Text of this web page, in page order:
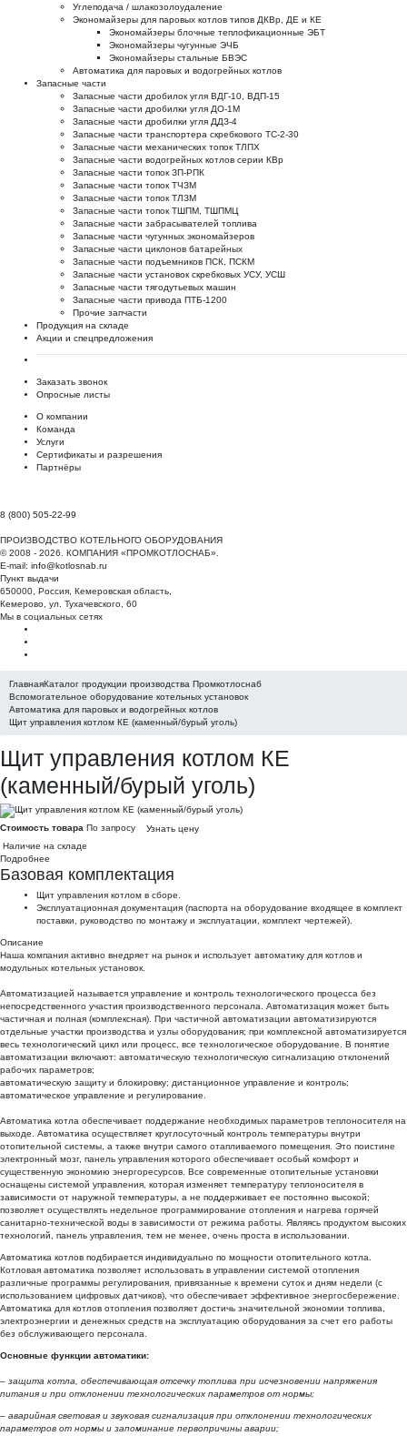
Углеподача / шлакозолоудаление
Экономайзеры для паровых котлов типов ДКВр, ДЕ и КЕ
Экономайзеры блочные теплофикационные ЭБТ
Экономайзеры чугунные ЭЧБ
Экономайзеры стальные БВЭС
Автоматика для паровых и водогрейных котлов
Запасные части
Запасные части дробилок угля ВДГ-10, ВДП-15
Запасные части дробилки угля ДО-1М
Запасные части дробилки угля ДДЗ-4
Запасные части транспортера скребкового ТС-2-30
Запасные части механических топок ТЛПХ
Запасные части водогрейных котлов серии КВр
Запасные части топок ЗП-РПК
Запасные части топок ТЧЗМ
Запасные части топок ТЛЗМ
Запасные части топок ТШПМ, ТШПМЦ
Запасные части забрасывателей топлива
Запасные части чугунных экономайзеров
Запасные части циклонов батарейных
Запасные части подъемников ПСК, ПСКМ
Запасные части установок скребковых УСУ, УСШ
Запасные части тягодутьевых машин
Запасные части привода ПТБ-1200
Прочие запчасти
Продукция на складе
Акции и спецпредложения
Заказать звонок
Опросные листы
О компании
Команда
Услуги
Сертификаты и разрешения
Партнёры
8 (800) 505-22-99
ПРОИЗВОДСТВО КОТЕЛЬНОГО ОБОРУДОВАНИЯ
© 2008 - 2026. КОМПАНИЯ «ПРОМКОТЛОСНАБ».
E-mail: info@kotlosnab.ru
Пункт выдачи
650000 Россия Кемеровская область
Кемерово ул. Тухачевского, 60
Мы в социальных сетях
ГлавнаяКаталог продукции производства Промкотлоснаб
Вспомогательное оборудование котельных установок
Автоматика для паровых и водогрейных котлов
Щит управления котлом КЕ (каменный/бурый уголь)
Щит управления котлом КЕ
(каменный/бурый уголь)
Стоимость товара По запросу
Узнать цену
Наличие на складе
Подробнее
Базовая комплектация
Щит управления котлом в сборе.
Эксплуатационная документация (паспорта на оборудование входящее в комплект
поставки, руководство по монтажу и эксплуатации, комплект чертежей).
Описание
Наша компания активно внедряет на рынок и использует автоматику для котлов и
модульных котельных установок.
Автоматизацией называется управление и контроль технологического процесса без
непосредственного участия производственного персонала. Автоматизация может быть
частичная и полная (комплексная). При частичной автоматизации автоматизируются
отдельные участки производства и узлы оборудования; при комплексной автоматизируется
весь технологический цикл или процесс, все технологическое оборудование. В понятие
автоматизации включают: автоматическую технологическую сигнализацию отклонений
рабочих параметров;
автоматическую защиту и блокировку; дистанционное управление и контроль;
автоматическое управление и регулирование.
Автоматика котла обеспечивает поддержание необходимых параметров теплоносителя на
выходе. Автоматика осуществляет круглосуточный контроль температуры внутри
отопительной системы, а также внутри самого отапливаемого помещения. Это поистине
электронный мозг, панель управления которого обеспечивает особый комфорт и
существенную экономию энергоресурсов. Все современные отопительные установки
оснащены системой управления, которая изменяет температуру теплоносителя в
зависимости от наружной температуры, а не поддерживает ее постоянно высокой;
позволяет осуществлять недельное программирование отопления и нагрева горячей
санитарно-технической воды в зависимости от режима работы. Являясь продуктом высоких
технологий, панель управления, тем не менее, очень проста в использовании.
Автоматика котлов подбирается индивидуально по мощности отопительного котла.
Котловая автоматика позволяет использовать в управлении системой отопления
различные программы регулирования, привязанные к времени суток и дням недели (с
использованием цифровых датчиков), что обеспечивает эффективное энергосбережение.
Автоматика для котлов отопления позволяет достичь значительной экономии топлива,
электроэнергии и денежных средств на эксплуатацию оборудования за счет его работы
без обслуживающего персонала.
Основные функции автоматики:
– защита котла, обеспечивающая отсечку топлива при исчезновении напряжения
питания и при отклонении технологических параметров от нормы;
– аварийная световая и звуковая сигнализация при отклонении технологических
параметров от нормы и запоминание первопричины аварии;